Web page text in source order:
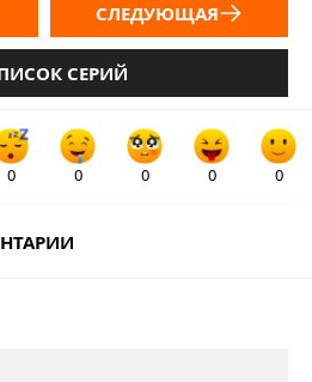
СЕРИЙ
СЛЕДУЮЩАЯ
0 0 0 0 0